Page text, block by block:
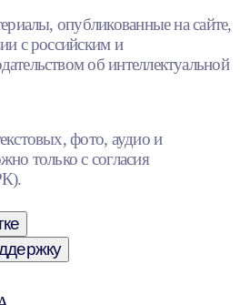
опубликованные на сайте,
с российским и
об интеллектуальной
фото, аудио и
только с согласия